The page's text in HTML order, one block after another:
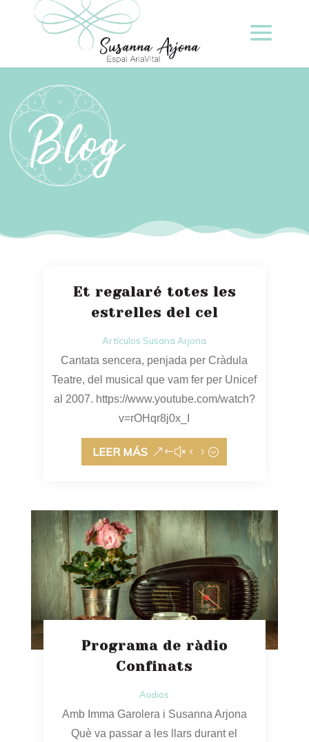
Blog
Et regalaré totes les
estrelles del cel
Artículos Susana Arjona
Cantata sencera, penjada per Cràdula
Teatre, del musical que vam fer per Unicef
al 2007. https://www.youtube.com/watch?
v=rOHqr8j0x_I
LEER MÁS
Programa de ràdio
Confinats
Audios
Amb Imma Garolera i Susanna Arjona
Què va passar a les llars durant el